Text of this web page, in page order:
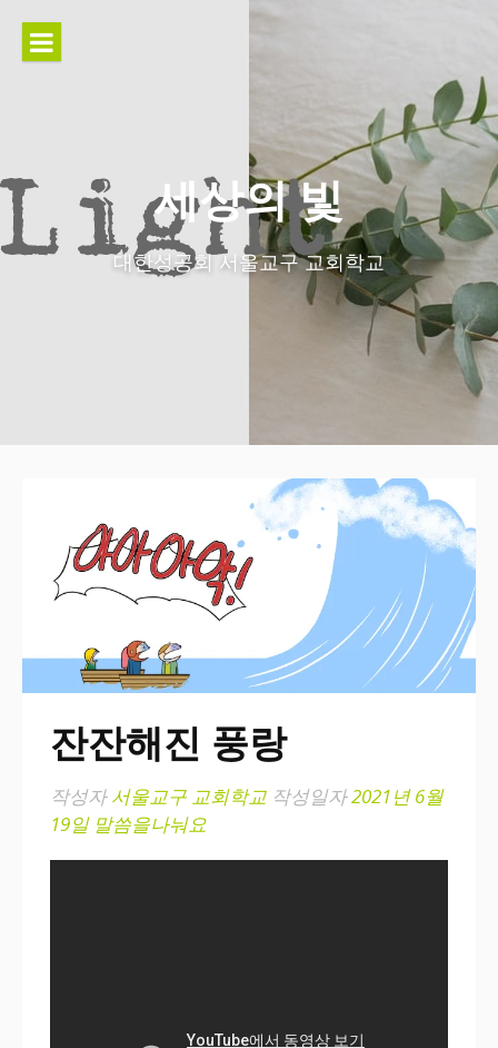
기
세상의 빛
대한성공회 서울교구 교회학교
잔잔해진 풍랑
작성자서울교구 교회학교 작성일자2021년 6월
19일 말씀을나눠요